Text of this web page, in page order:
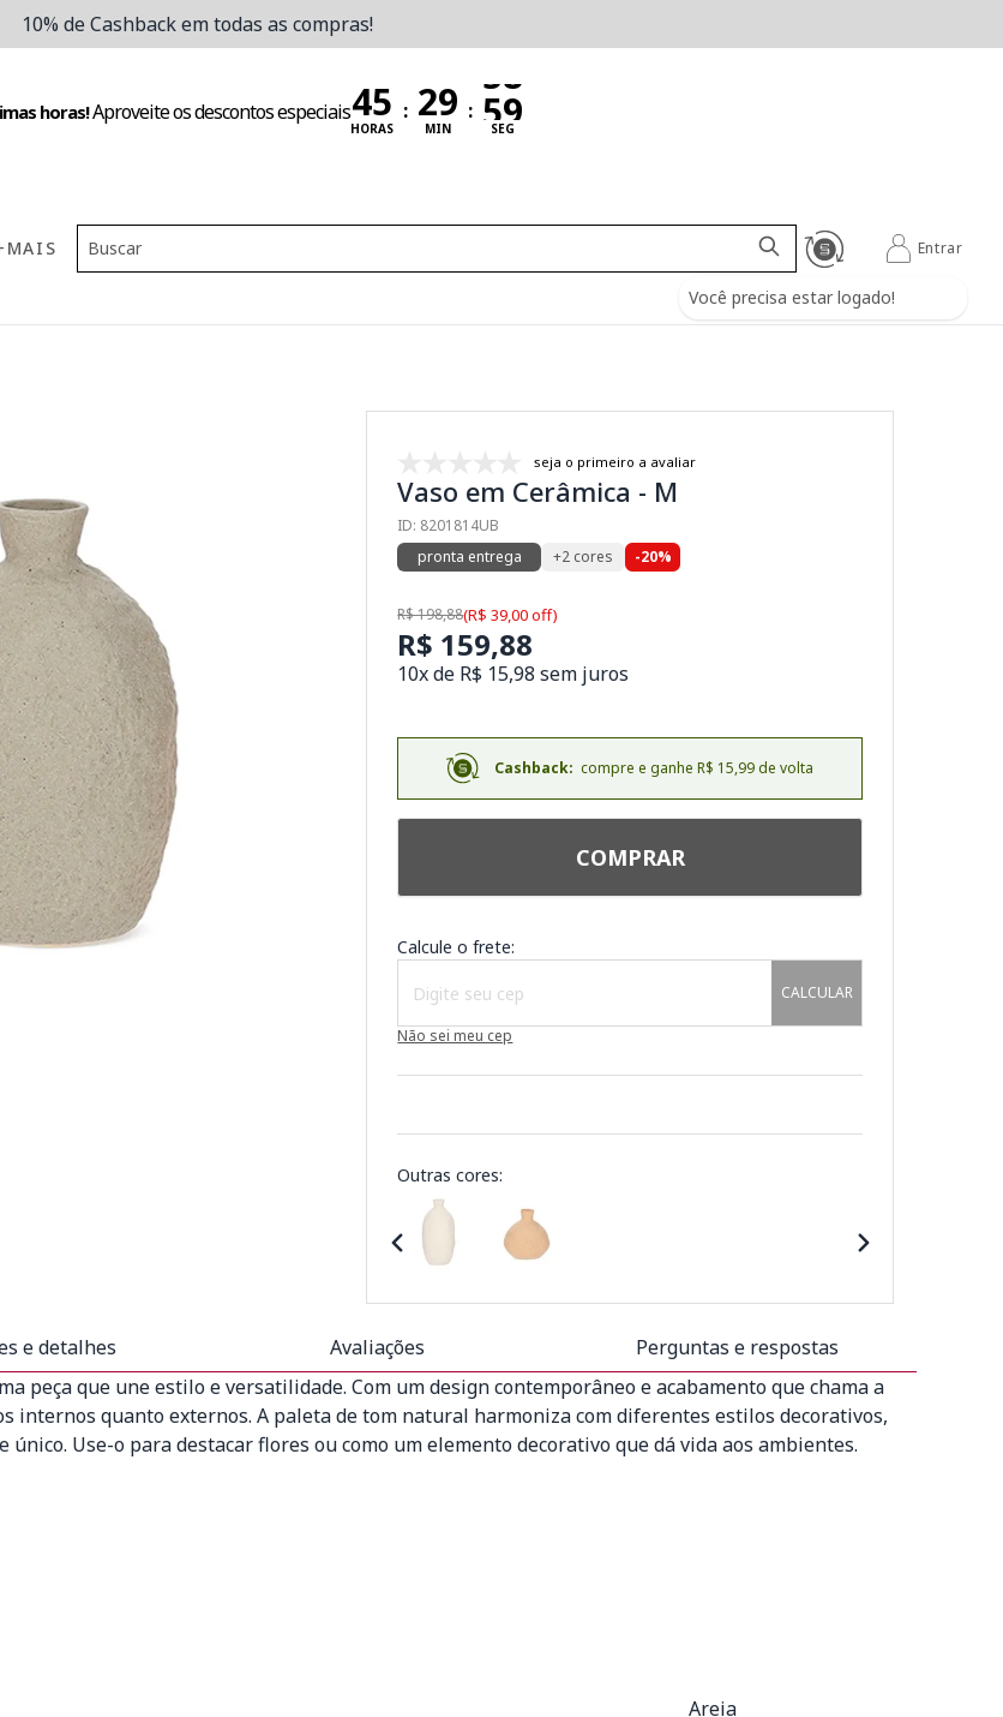
10% de Cashback em todas as compras!
horas!Aproveite os descontos especiais
HORAS
:
MIN
:
SEG
Você precisa estar logado!
Entrar
seja o primeiro a avaliar
Vaso em Cerâmica - M
ID: 8201814UB
pronta entrega
+2 cores -20%
R$ 198,88(R$ 39,00 off)
R$ 159,88
10x de R$ 15,98 sem juros
Cashback: compre e ganhe R$ 15,99 de volta
COMPRAR
Calcule o frete:
CALCULAR
Não sei meu cep
Outras cores:
e detalhes Avaliações
Perguntas e respostas
peça que une estilo e versatilidade. Com um design contemporâneo e acabamento que chama a
internos quanto externos. A paleta de tom natural harmoniza com diferentes estilos decorativos,
Use-o para destacar flores ou como um elemento decorativo que dá vida aos ambientes.
Areia